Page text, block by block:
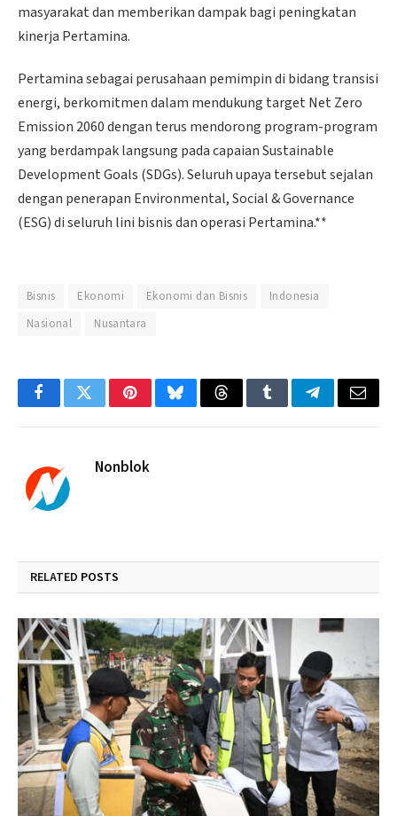
masyarakat dan memberikan dampak bagi peningkatan
kinerja Pertamina.
Pertamina sebagai perusahaan pemimpin di bidang transisi
energi, berkomitmen dalam mendukung target Net Zero
Emission 2060 dengan terus mendorong program-program
yang berdampak langsung pada capaian Sustainable
Development Goals (SDGs). Seluruh upaya tersebut sejalan
dengan penerapan Environmental, Social & Governance
(ESG) di seluruh lini bisnis dan operasi Pertamina.**
Bisnis Ekonomi Ekonomi dan Bisnis
Indonesia
Nasional
Nusantara
FacebookTwitterPinterestBlueskyThreadsTumblrTelegramEmail
Nonblok
RELATED POSTS